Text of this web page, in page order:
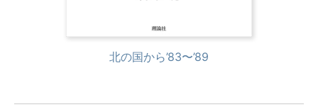
北の国から’83〜’89